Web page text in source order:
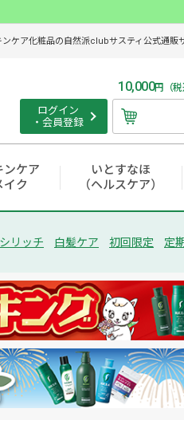
ケア化粧品の自然派clubサスティ公式通販
ログイン
・会員登録
10,000円（
ンケア
イク
いとすなほ
（ヘルスケア）
リッチ 白髪ケア 初回限定 定